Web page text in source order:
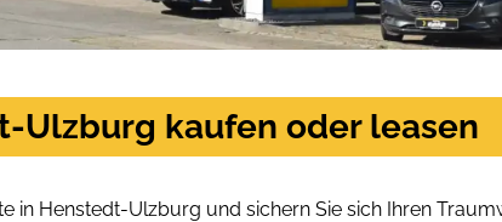
Ulzburg kaufen oder leasen
in Henstedt-Ulzburg und sichern Sie sich Ihren